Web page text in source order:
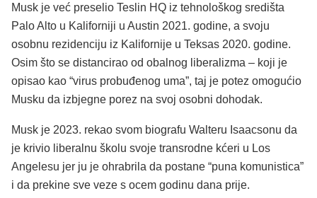
Musk je već preselio Teslin HQ iz tehnološkog središta
Palo Alto u Kaliforniji u Austin 2021. godine, a svoju
osobnu rezidenciju iz Kalifornije u Teksas 2020. godine.
Osim što se distancirao od obalnog liberalizma – koji je
opisao kao “virus probuđenog uma”, taj je potez omogućio
Musku da izbjegne porez na svoj osobni dohodak.
Musk je 2023. rekao svom biografu Walteru Isaacsonu da
je krivio liberalnu školu svoje transrodne kćeri u Los
Angelesu jer ju je ohrabrila da postane “puna komunistica”
i da prekine sve veze s ocem godinu dana prije.